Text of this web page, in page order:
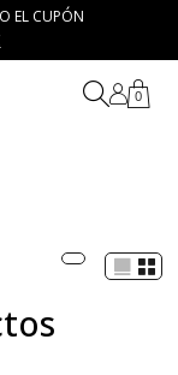
EL CUPÓN
0